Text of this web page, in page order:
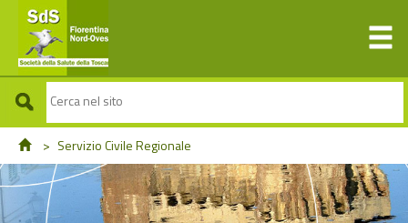
> Servizio Civile Regionale